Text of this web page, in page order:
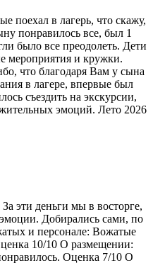
поехал в лагерь, что скажу,
понравилось все, был 1
было все преодолеть. Дети
мероприятия и кружки.
что благодаря Вам у сына
в лагере, впервые был
съездить на экскурсии,
эмоций. Лето 2026
эти деньги мы в восторге,
Добирались сами, по
и персонале: Вожатые
10/10 О размещении:
Оценка 7/10 О